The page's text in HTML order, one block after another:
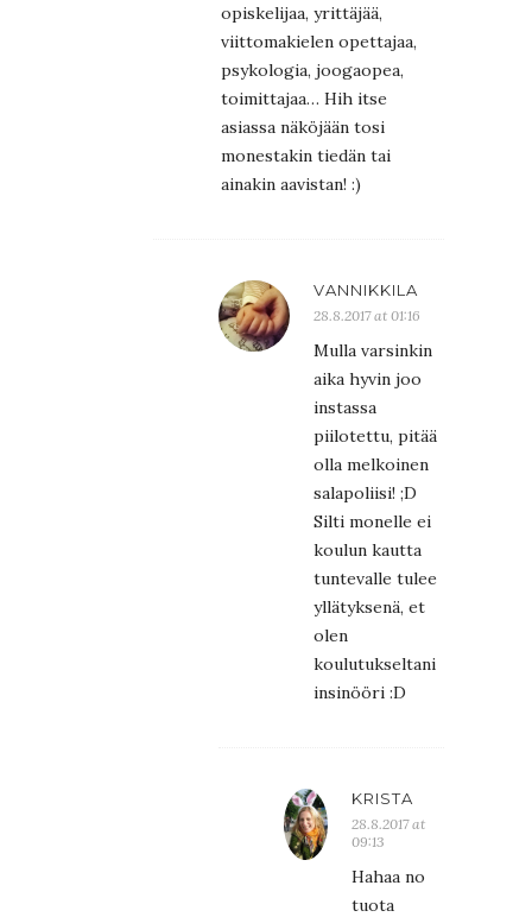
opiskelijaa, yrittäjää,
viittomakielen opettajaa,
psykologia, joogaopea,
toimittajaa… Hih itse
asiassa näköjään tosi
monestakin tiedän tai
ainakin aavistan! :)
VANNIKKILA
28.8.2017 at 01:16
Mulla varsinkin
aika hyvin joo
instassa
piilotettu, pitää
olla melkoinen
salapoliisi! ;D
Silti monelle ei
koulun kautta
tuntevalle tulee
yllätyksenä, et
olen
koulutukseltani
insinööri :D
KRISTA
28.8.2017 at
09:13
Hahaa no
tuota